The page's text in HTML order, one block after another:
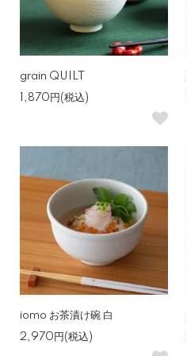
grain QUILT
1,870円(税込)
iomo お茶漬け碗 白
2,970円(税込)